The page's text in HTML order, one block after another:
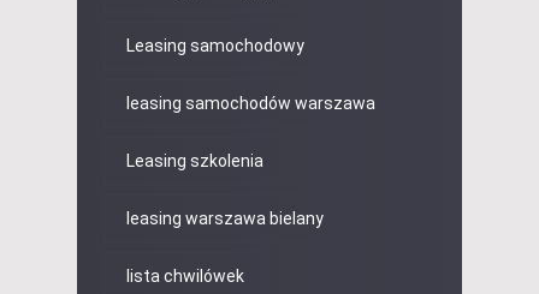
Leasing samochodowy
leasing samochodów warszawa
Leasing szkolenia
leasing warszawa bielany
lista chwilówek